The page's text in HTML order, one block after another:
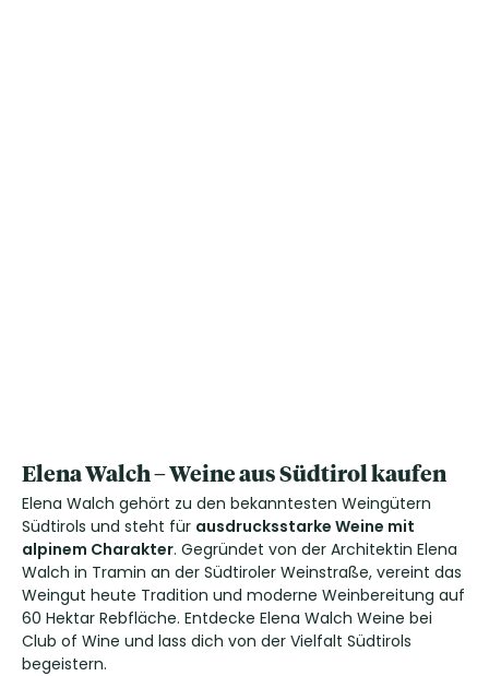
Elena Walch – Weine aus Südtirol kaufen
Elena Walch gehört zu den bekanntesten Weingütern
Südtirols und steht für ausdrucksstarke Weine mit
alpinem Charakter. Gegründet von der Architektin Elena
Walch in Tramin an der Südtiroler Weinstraße, vereint das
Weingut heute Tradition und moderne Weinbereitung auf
60 Hektar Rebfläche. Entdecke Elena Walch Weine bei
Club of Wine und lass dich von der Vielfalt Südtirols
begeistern.